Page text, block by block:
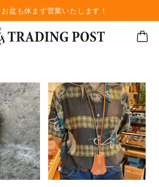
お盆も休まず営業いたします！